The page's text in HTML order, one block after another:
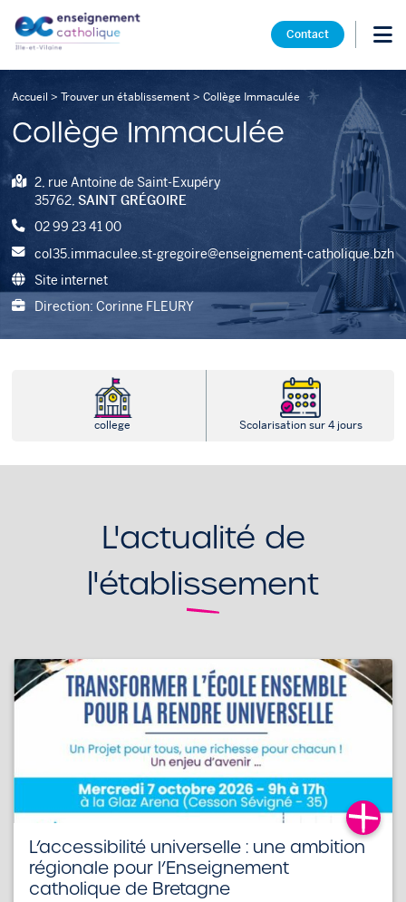
Contact
Accueil > Trouver un établissement > Collège Immaculée
Collège Immaculée
2, rue Antoine de Saint-Exupéry
35762,SAINT GRÉGOIRE
02 99 23 41 00
col35.immaculee.st-gregoire@enseignement-catholique.bzh
Site internet
Direction: Corinne FLEURY
college Scolarisation sur 4 jours
L'actualité de
l'établissement
L’accessibilité universelle : une ambition
régionale pour l’Enseignement
catholique de Bretagne